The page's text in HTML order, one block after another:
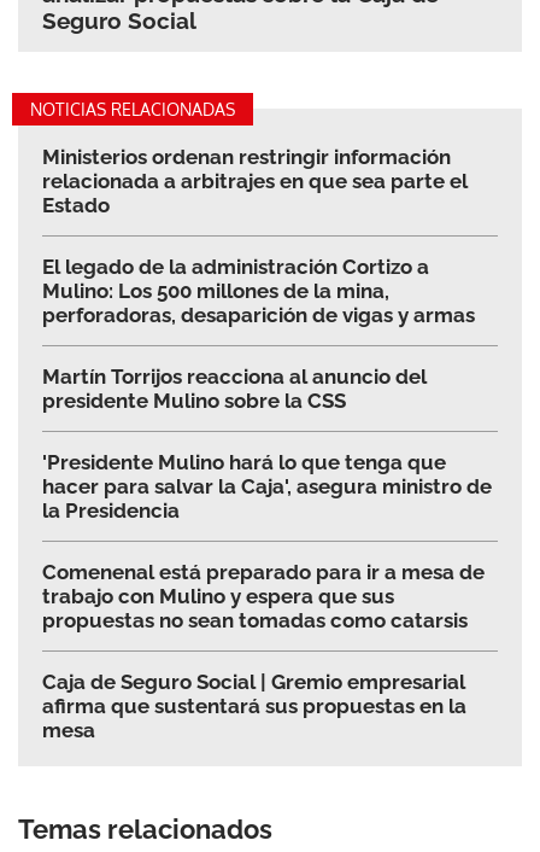
Seguro Social
NOTICIAS RELACIONADAS
Ministerios ordenan restringir información
relacionada a arbitrajes en que sea parte el
Estado
El legado de la administración Cortizo a
Mulino: Los 500 millones de la mina,
perforadoras, desaparición de vigas y armas
Martín Torrijos reacciona al anuncio del
presidente Mulino sobre la CSS
'Presidente Mulino hará lo que tenga que
hacer para salvar la Caja', asegura ministro de
la Presidencia
Comenenal está preparado para ir a mesa de
trabajo con Mulino y espera que sus
propuestas no sean tomadas como catarsis
Caja de Seguro Social | Gremio empresarial
afirma que sustentará sus propuestas en la
mesa
Temas relacionados